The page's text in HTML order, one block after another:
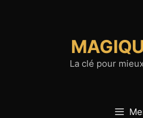
La clé pour